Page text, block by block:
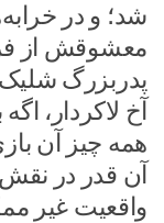
شد؛ و در
معشوقش از
پدربزرگ
آخ لاکردار،
همه چیز آن
آن قدر در
واقعیت غیر